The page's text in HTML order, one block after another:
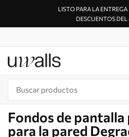
LISTO PARA LA ENTREGA
DESCUENTOS DEL
Fondos de
para la pared